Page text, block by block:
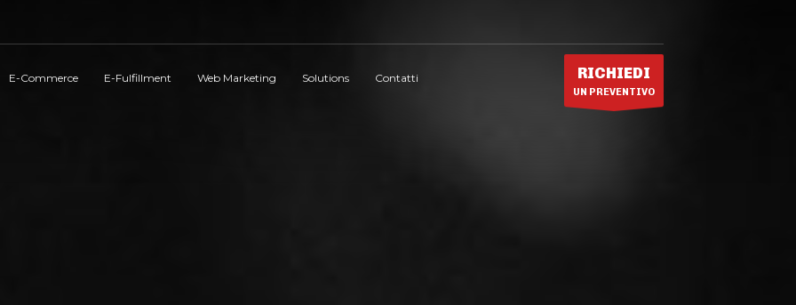
E-Commerce E-Fulfillment Web Marketing Solutions Contatti RICHIEDI
UN PREVENTIVO